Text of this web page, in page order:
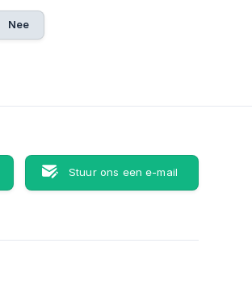
Nee
Stuur ons een e-mail